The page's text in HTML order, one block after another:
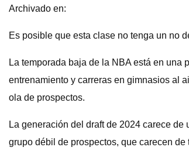
Archivado en:
Es posible que esta clase no tenga un no
La temporada baja de la NBA está en
entrenamiento y carreras en gimnasios al
ola de prospectos.
La generación del draft de 2024 carece
grupo débil de prospectos, que carecen